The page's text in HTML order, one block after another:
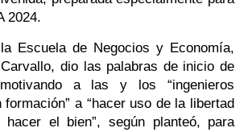
2024.
Escuela de Negocios y Economía,
dio las palabras de inicio de
a las y los “ingenieros
a “hacer uso de la libertad
hacer el bien”, según planteó, para